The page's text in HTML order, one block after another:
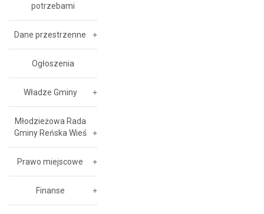
potrzebami
Dane przestrzenne
Ogłoszenia
Władze Gminy
Młodzieżowa Rada
Gminy Reńska Wieś
Prawo miejscowe
Finanse